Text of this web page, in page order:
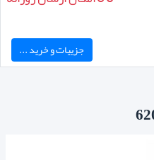
جزییات و خرید ...